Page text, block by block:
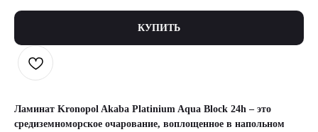
КУПИТЬ
Ламинат Kronopol Akaba Platinium Aqua Block 24h – это
средиземноморское очарование, воплощенное в напольном